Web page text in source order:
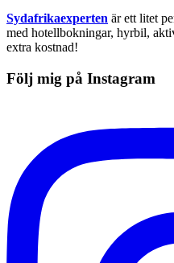
Sydafrikaexperten är ett litet
med hotellbokningar, hyrbil,
extra kostnad!
Följ mig på Instagram